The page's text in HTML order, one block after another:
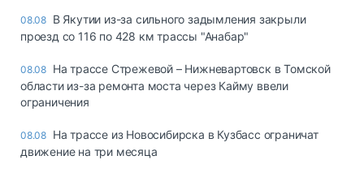
08.08 В Якутии из-за сильного задымления закрыли
проезд со 116 по 428 км трассы "Анабар"
08.08 На трассе Стрежевой – Нижневартовск в Томской
области из-за ремонта моста через Кайму ввели
ограничения
08.08 На трассе из Новосибирска в Кузбасс ограничат
движение на три месяца